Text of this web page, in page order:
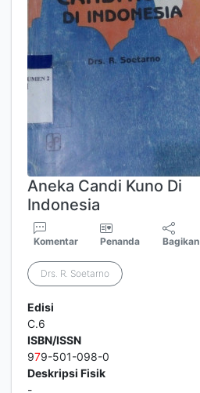
Aneka Candi Kuno Di
Indonesia
Komentar Penanda Bagikan
Drs. R. Soetarno
Edisi
C.6
ISBN/ISSN
979-501-098-0
Deskripsi Fisik
-